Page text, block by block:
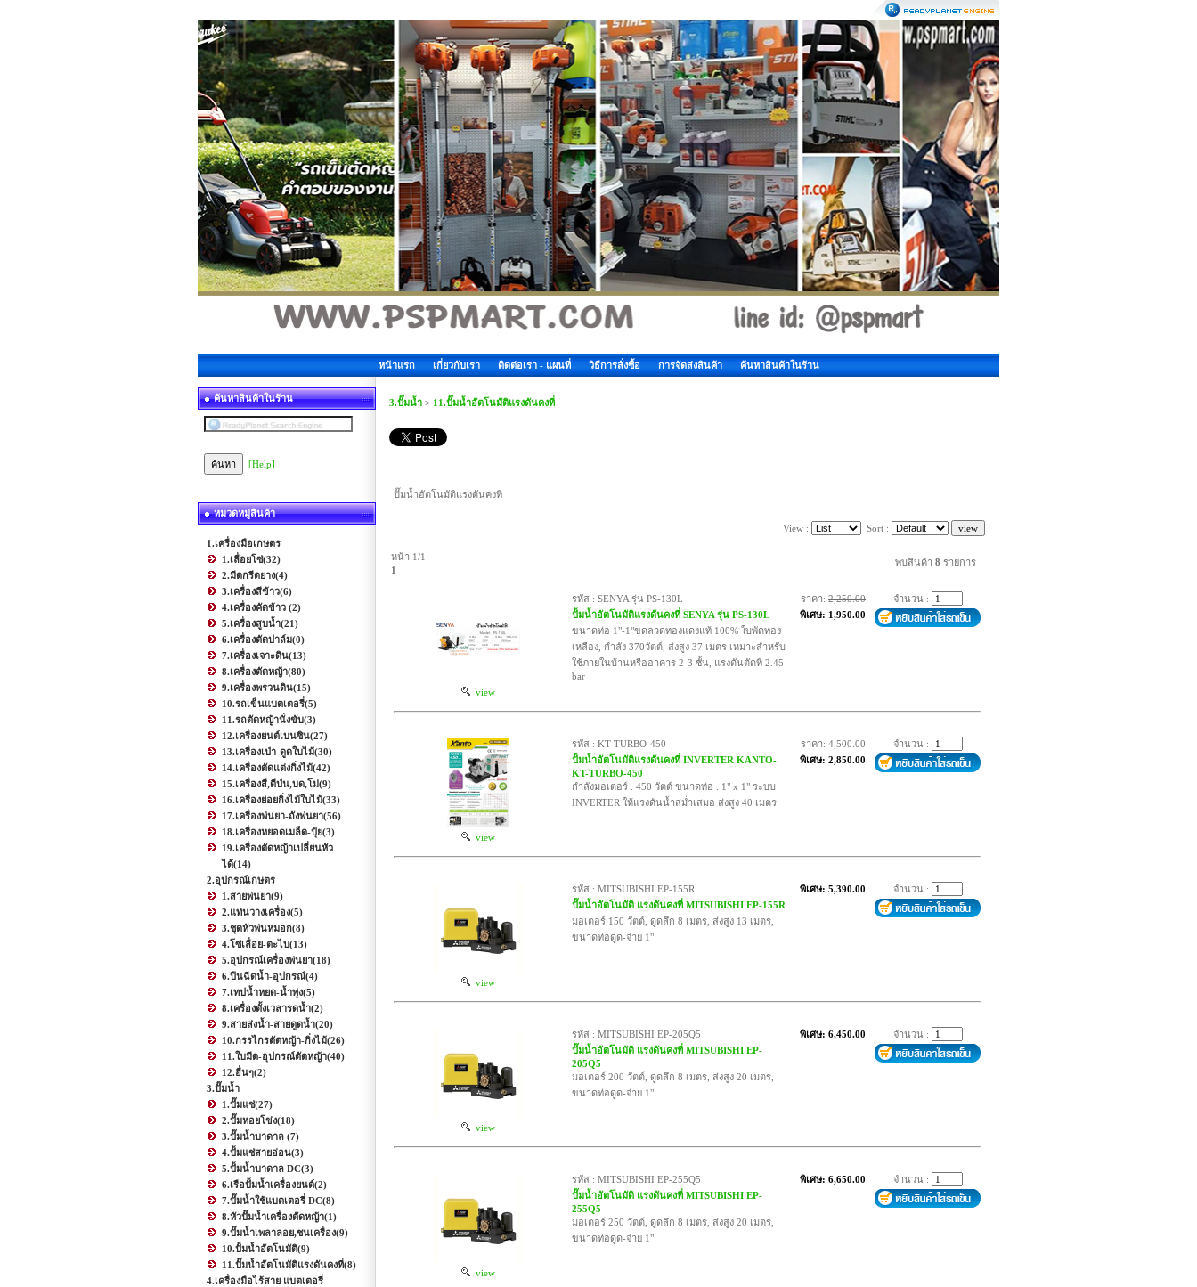
หน้าแรก เกี่ยวกับเรา ติดต่อเรา - แผนที่ วิธีการสั่งซื้อ การจัดส่งสินค้า ค้นหาสินค้าในร้าน
ค้นหาสินค้าในร้าน
[Help]
หมวดหมู่สินค้า
1.เครื่องมือเกษตร
1.เลื่อยโซ่(32)
2.มีดกรีดยาง(4)
3.เครื่องสีข้าว(6)
4.เครื่องคัดข้าว (2)
5.เครื่องสูบน้ำ(21)
6.เครื่องตัดปาล์ม(0)
7.เครื่องเจาะดิน(13)
8.เครื่องตัดหญ้า(80)
9.เครื่องพรวนดิน(15)
10.รถเข็นแบตเตอรี่(5)
11.รถตัดหญ้านั่งขับ(3)
12.เครื่องยนต์เบนซิน(27)
13.เครื่องเป่า-ดูดใบไม้(30)
14.เครื่องตัดแต่งกิ่งไม้(42)
15.เครื่องสี,ตีป่น,บด,โม่(9)
16.เครื่องย่อยกิ่งไม้ใบไม้(33)
17.เครื่องพ่นยา-ถังพ่นยา(56)
18.เครื่องหยอดเมล็ด-ปุ๋ย(3)
19.เครื่องตัดหญ้าเปลี่ยนหัว
ได้(14)
2.อุปกรณ์เกษตร
1.สายพ่นยา(9)
2.แท่นวางเครื่อง(5)
3.ชุดหัวพ่นหมอก(8)
4.โซ่เลื่อย-ตะไบ(13)
5.อุปกรณ์เครื่องพ่นยา(18)
6.ปืนฉีดน้ำ-อุปกรณ์(4)
7.เทปน้ำหยด-น้ำพุ่ง(5)
8.เครื่องตั้งเวลารดน้ำ(2)
9.สายส่งน้ำ-สายดูดน้ำ(20)
10.กรรไกรตัดหญ้า-กิ่งไม้(26)
11.ใบมีด-อุปกรณ์ตัดหญ้า(40)
12.อื่นๆ(2)
3.ปั๊มน้ำ
1.ปั๊มแช่(27)
2.ปั๊มหอยโข่ง(18)
3.ปั๊มน้ำบาดาล (7)
4.ปั้มแช่สายอ่อน(3)
5.ปั้มน้ำบาดาล DC(3)
6.เรือปั้มน้ำเครื่องยนต์(2)
7.ปั๊มน้ำใช้แบตเตอรี่ DC(8)
8.หัวปั๊มน้ำเครื่องตัดหญ้า(1)
9.ปั๊มน้ำเพลาลอย,ชนเครื่อง(9)
10.ปั้มน้ำอัตโนมัติ(9)
11.ปั๊มน้ำอัตโนมัติแรงดันคงที่(8)
4.เครื่องมือไร้สาย แบตเตอรี่
3.ปั๊มน้ำ > 11.ปั๊มน้ำอัตโนมัติแรงดันคงที่
ปั๊มน้ำอัตโนมัติแรงดันคงที่
View : Sort :
หน้า 1/1
1
พบสินค้า8 รายการ
view
รหัส : SENYA รุ่น PS-130L
ปั้มน้ำอัตโนมัติแรงดันคงที่ SENYA รุ่น PS-130L
ขนาดท่อ 1"-1"ขดลวดทองแดงแท้ 100% ใบพัดทอง
เหลือง, กำลัง 370วัตต์, ส่งสูง 37 เมตร เหมาะสำหรับ
ใช้ภายในบ้านหรืออาคาร 2-3 ชั้น, แรงดันตัดที่ 2.45
bar
ราคา:2,250.00
พิเศษ: 1,950.00
จำนวน :
view
รหัส : KT-TURBO-450
ปั้มน้ำอัตโนมัติแรงดันคงที่ INVERTER KANTO-
KT-TURBO-450
กำลังมอเตอร์ : 450 วัตต์ ขนาดท่อ : 1" x 1" ระบบ
INVERTER ให้แรงดันน้ำสม่ำเสมอ ส่งสูง 40 เมตร
ราคา:4,500.00
พิเศษ: 2,850.00
จำนวน :
view
รหัส : MITSUBISHI EP-155R
ปั๊มน้ำอัตโนมัติ แรงดันคงที่ MITSUBISHI EP-155R
มอเตอร์ 150 วัตต์, ดูดลึก 8 เมตร, ส่งสูง 13 เมตร,
ขนาดท่อดูด-จ่าย 1"
พิเศษ: 5,390.00 จำนวน :
view
รหัส : MITSUBISHI EP-205Q5
ปั๊มน้ำอัตโนมัติ แรงดันคงที่ MITSUBISHI EP-
205Q5
มอเตอร์ 200 วัตต์, ดูดลึก 8 เมตร, ส่งสูง 20 เมตร,
ขนาดท่อดูด-จ่าย 1"
พิเศษ: 6,450.00 จำนวน :
view
รหัส : MITSUBISHI EP-255Q5
ปั๊มน้ำอัตโนมัติ แรงดันคงที่ MITSUBISHI EP-
255Q5
มอเตอร์ 250 วัตต์, ดูดลึก 8 เมตร, ส่งสูง 20 เมตร,
ขนาดท่อดูด-จ่าย 1"
พิเศษ: 6,650.00 จำนวน :